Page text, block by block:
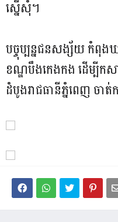
ស្នើសុំ។
បច្ចុប្បន្នជនសង្ស័យ កំពុង
ខណ្ឌបឹងកេងកង ដើម្បី
ដំបូងរាជធានីភ្នំពេញ ចាត់